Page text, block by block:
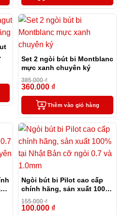
Set 2 ngòi bút bi Montblanc
mực xanh chuyên ký
385.000₫
360.000 ₫
Thêm vào giỏ hàng
Ngòi bút bi Pilot cao cấp
chính hãng, sản xuất 100%
tại Nhật Bản cỡ ngòi 0.7 và
1.0mm
155.000₫
100.000 ₫